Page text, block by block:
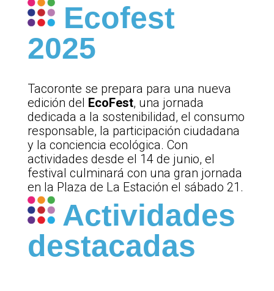
Ecofest
2025
Tacoronte se prepara para una nueva
edición del EcoFest, una jornada
dedicada a la sostenibilidad, el consumo
responsable, la participación ciudadana
y la conciencia ecológica. Con
actividades desde el 14 de junio, el
festival culminará con una gran jornada
en la Plaza de La Estación el sábado 21.
Actividades
destacadas